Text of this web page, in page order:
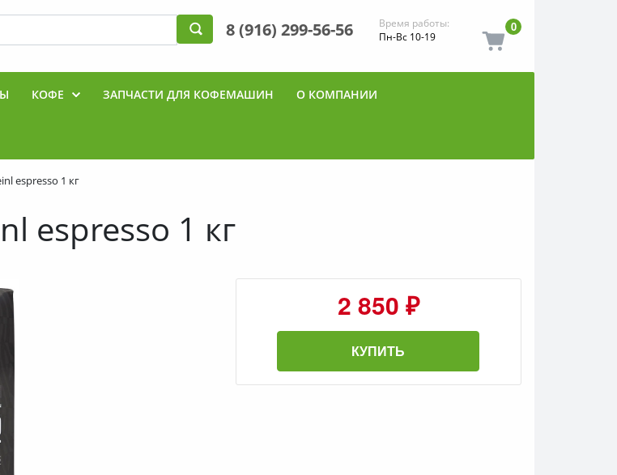
0
8 (916) 299-56-56
Время работы:
Пн-Вс 10-19
КОФЕ ЗАПЧАСТИ ДЛЯ КОФЕМАШИН О КОМПАНИИ
espresso 1 кг
espresso 1 кг
2 850 ₽
КУПИТЬ